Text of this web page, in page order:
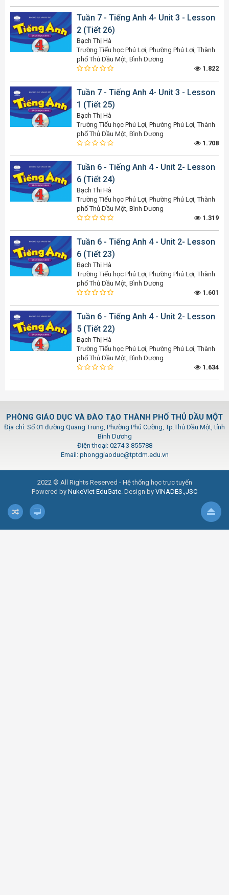
Tuần 7 - Tiếng Anh 4- Unit 3 - Lesson
2 (Tiết 26)
Bạch Thị Hà
Trường Tiểu học Phú Lợi, Phường Phú Lợi, Thành
phố Thủ Dầu Một, Bình Dương
1.822
Tuần 7 - Tiếng Anh 4- Unit 3 - Lesson
1 (Tiết 25)
Bạch Thị Hà
Trường Tiểu học Phú Lợi, Phường Phú Lợi, Thành
phố Thủ Dầu Một, Bình Dương
1.708
Tuần 6 - Tiếng Anh 4 - Unit 2- Lesson
6 (Tiết 24)
Bạch Thị Hà
Trường Tiểu học Phú Lợi, Phường Phú Lợi, Thành
phố Thủ Dầu Một, Bình Dương
1.319
Tuần 6 - Tiếng Anh 4 - Unit 2- Lesson
6 (Tiết 23)
Bạch Thị Hà
Trường Tiểu học Phú Lợi, Phường Phú Lợi, Thành
phố Thủ Dầu Một, Bình Dương
1.601
Tuần 6 - Tiếng Anh 4 - Unit 2- Lesson
5 (Tiết 22)
Bạch Thị Hà
Trường Tiểu học Phú Lợi, Phường Phú Lợi, Thành
phố Thủ Dầu Một, Bình Dương
1.634
PHÒNG GIÁO DỤC VÀ ĐÀO TẠO THÀNH PHỐ THỦ DẦU MỘT
Địa chỉ: Số 01 đường Quang Trung, Phường Phú Cường, Tp.Thủ Dầu Một, tỉnh
Bình Dương
Điện thoại: 0274 3 855788
Email: phonggiaoduc@tptdm.edu.vn
2022 © All Rights Reserved - Hệ thống học trực tuyến
Powered by NukeViet EduGate . Design by VINADES.,JSC